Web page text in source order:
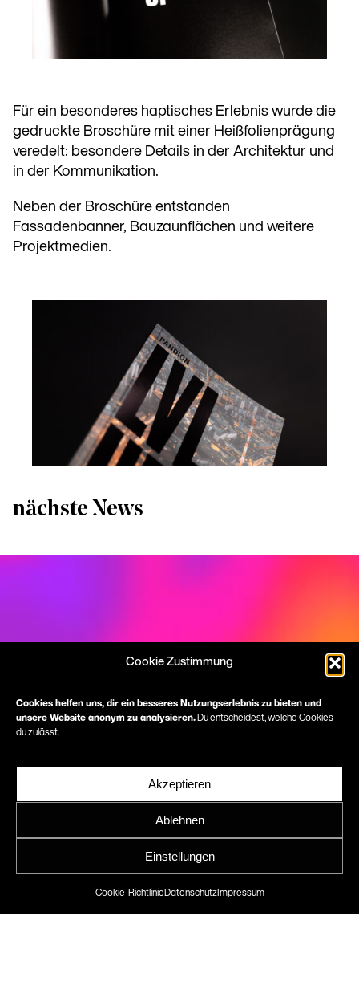
Cookie Zustimmung
Cookies helfen uns, dir ein besseres Nutzungserlebnis zu bieten und
unsere Website anonym zu analysieren. Du entscheidest, welche Cookies
du zulässt.
Akzeptieren
Ablehnen
Einstellungen
Cookie-RichtlinieDatenschutzImpressum
Für ein besonderes haptisches Erlebnis wurde die
gedruckte Broschüre mit einer Heißfolienprägung
veredelt: besondere Details in der Architektur und
in der Kommunikation.
Neben der Broschüre entstanden
Fassadenbanner, Bauzaunflächen und weitere
Projektmedien.
nächste News
Visuelles Statement für
die Zukunft des Bauens
Branding für den
Hessischen Architektentag
2025